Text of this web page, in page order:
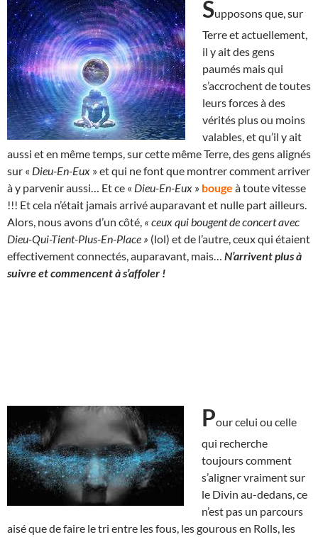
Supposons que, sur
Terre et actuellement,
il y ait des gens
paumés mais qui
s’accrochent de toutes
leurs forces à des
vérités plus ou moins
valables, et qu’il y ait
aussi et en même temps, sur cette même Terre, des gens alignés
sur « Dieu-En-Eux » et qui ne font que montrer comment arriver
à y parvenir aussi… Et ce « Dieu-En-Eux » bouge à toute vitesse
!!! Et cela n’était jamais arrivé auparavant et nulle part ailleurs.
Alors, nous avons d’un côté, « ceux qui bougent de concert avec
Dieu-Qui-Tient-Plus-En-Place » (lol) et de l’autre, ceux qui étaient
effectivement connectés, auparavant, mais… N’arrivent plus à
suivre et commencent à s’affoler !
Pour celui ou celle
qui recherche
toujours comment
s’aligner vraiment sur
le Divin au-dedans, ce
n’est pas un parcours
aisé que de faire le tri entre les fous, les gourous en Rolls, les